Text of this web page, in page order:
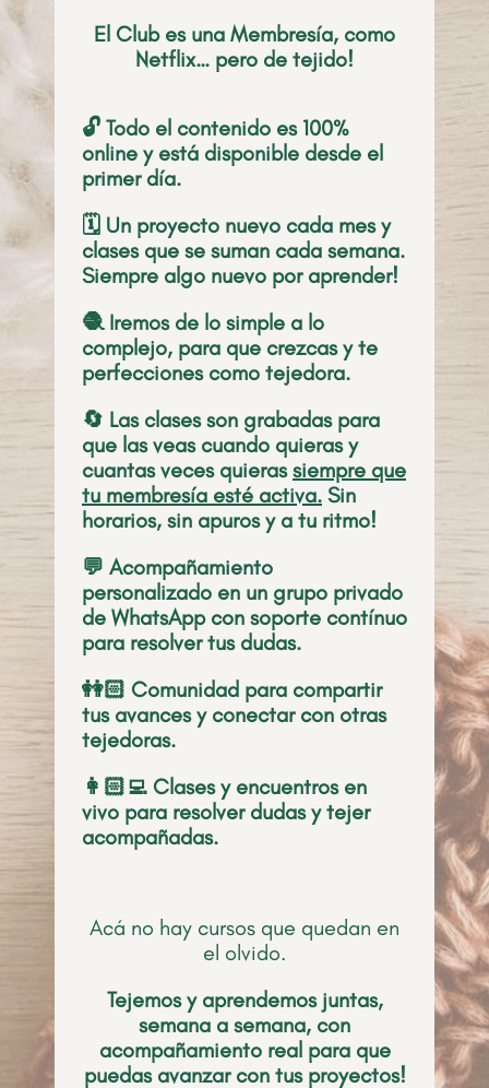
El Club es una Membresía, como
Netflix… pero de tejido!
🔓 Todo el contenido es 100%
online y está disponible desde el
primer día.
🗓️ Un proyecto nuevo cada mes y
clases que se suman cada semana.
Siempre algo nuevo por aprender!
🧶 Iremos de lo simple a lo
complejo, para que crezcas y te
perfecciones como tejedora.
🔄 Las clases son grabadas para
que las veas cuando quieras y
cuantas veces quierassiempre que
tu membresía esté activa. Sin
horarios, sin apuros y a tu ritmo!
💬 Acompañamiento
personalizado en un grupo privado
de WhatsApp con soporte contínuo
para resolver tus dudas.
👭🏻 Comunidad para compartir
tus avances y conectar con otras
tejedoras.
👩🏻‍💻 Clases y encuentros en
vivo para resolver dudas y tejer
acompañadas.
Acá no hay cursos que quedan en
el olvido.
Tejemos y aprendemos juntas,
semana a semana, con
acompañamiento real para que
puedas avanzar con tus proyectos!